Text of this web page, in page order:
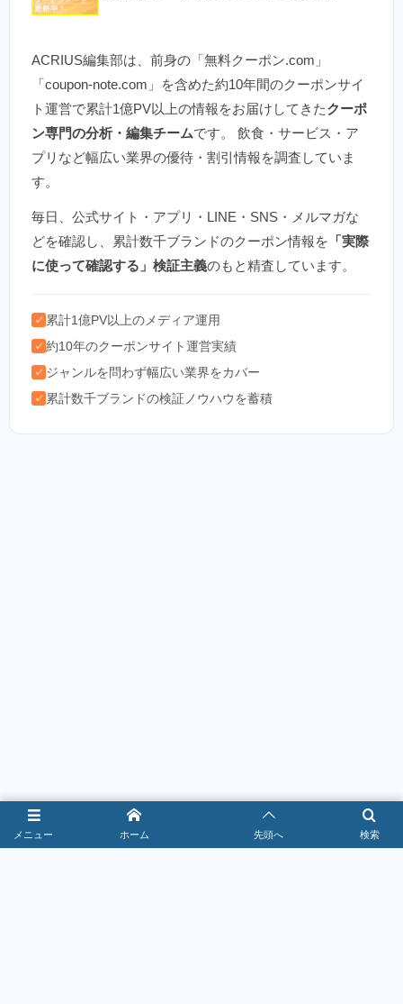
ACRIUS編集部は、前身の「無料クーポン.com」
「coupon-note.com」を含めた約10年間のクーポンサイ
ト運営で累計1億PV以上の情報をお届けしてきたクーポ
ン専門の分析・編集チームです。 飲食・サービス・ア
プリなど幅広い業界の優待・割引情報を調査していま
す。
毎日、公式サイト・アプリ・LINE・SNS・メルマガな
どを確認し、累計数千ブランドのクーポン情報を 「実際
に使って確認する」検証主義のもと精査しています。
✓ 累計1億PV以上のメディア運用
✓ 約10年のクーポンサイト運営実績
✓ ジャンルを問わず幅広い業界をカバー
✓ 累計数千ブランドの検証ノウハウを蓄積
メニュー 検索
ホーム 先頭へ